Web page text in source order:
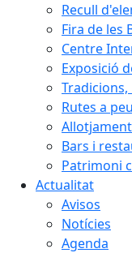
Recull
Fira de les
Centre
Exposició
Tradicions,
Rutes a peu
Bars i
Patrimoni
Actualitat
Avisos
Notícies
Agenda